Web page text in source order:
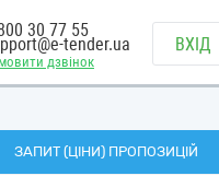
дзвінок
30 77 55
tender.ua ВХІД
ЗАПИТ (ЦІНИ) ПРОПОЗИЦІЙ